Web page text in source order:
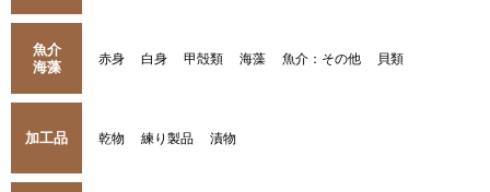
魚介
海藻
赤身 白身 甲殻類 海藻 魚介：その他 貝類
加工品 乾物 練り製品 漬物